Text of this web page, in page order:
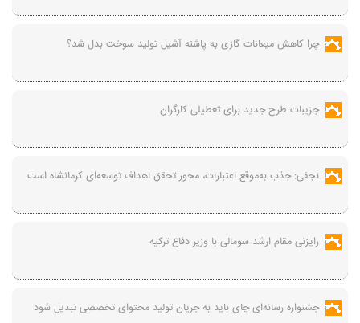
چرا کاهش میعانات گازی به پاشنه آشیل تولید سوخت بدل شد؟
جزیبات طرح جدید برای تعطیلی کارگران
نجفی: جذب به‌موقع اعتبارات، محور تحقق اهداف توسعه‌ای کرمانشاه است
رایزنی مقام ارشد سومالی با وزیر دفاع ترکیه
جشنواره رسانه‌ای چای باید به جریان تولید محتوای تخصصی تبدیل شود